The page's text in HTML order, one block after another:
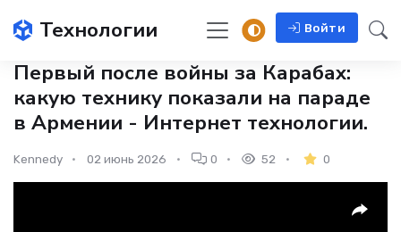
Технологии Войти
Первый после войны за Карабах:
какую технику показали на параде
в Армении - Интернет технологии.
Kennedy 02 июнь 2026 0 52 0